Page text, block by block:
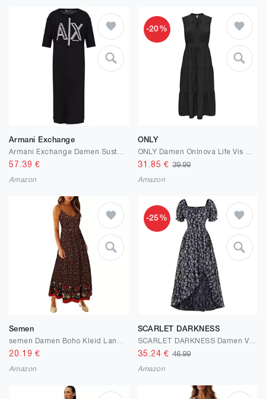
Armani Exchange
57.39 €
Amazon
-20%
ONLY
31.85 € 39.99
Amazon
Semen
20.19 €
Amazon
-25%
SCARLET DARKNESS
35.24 € 46.99
Amazon